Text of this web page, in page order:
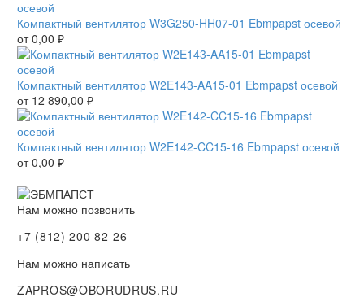
Компактный вентилятор W3G250-HH07-01 Ebmpapst осевой
от0,00 ₽
Компактный вентилятор W2E143-AA15-01 Ebmpapst осевой
от 12 890,00 ₽
Компактный вентилятор W2E142-CC15-16 Ebmpapst осевой
от0,00 ₽
Нам можно позвонить
+7 (812) 200 82-26
Нам можно написать
ZAPROS@OBORUDRUS.RU